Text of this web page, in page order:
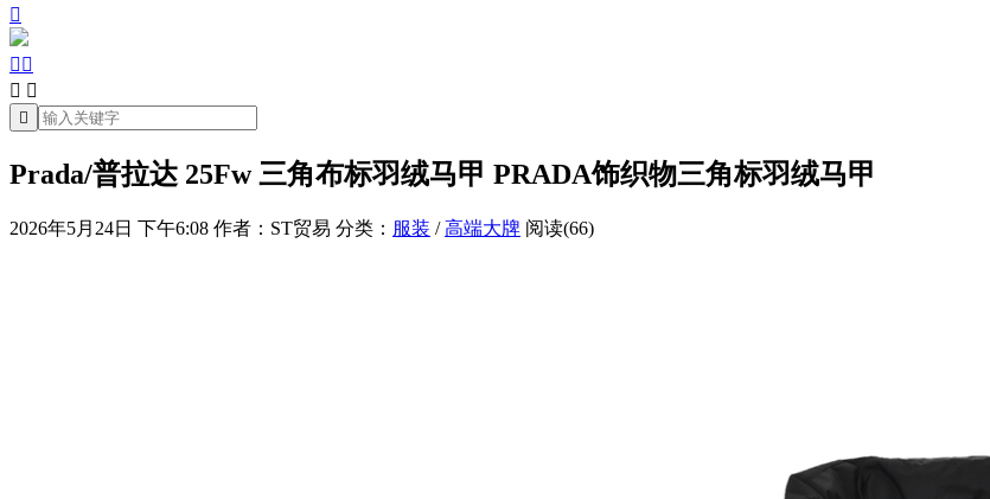

 
 

Prada/普拉达 25Fw 三角布标羽绒马甲 PRADA饰织物三角标羽绒马甲
2026年5月24日 下午6:08 作者：ST贸易 分类： 服装 /高端大牌 阅读(66)